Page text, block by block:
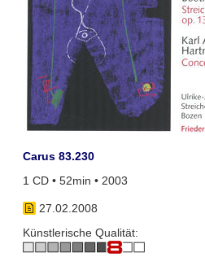
Carus 83.230
1 CD • 52min • 2003
27.02.2008
Künstlerische Qualität: